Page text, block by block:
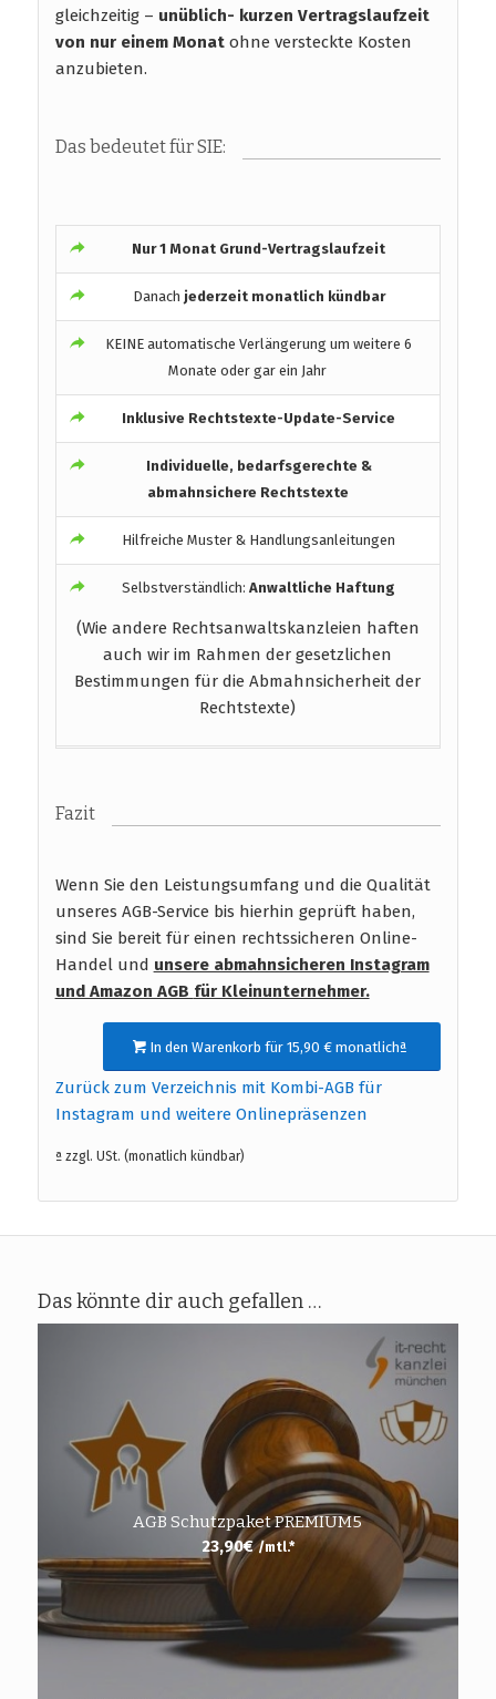
gleichzeitig – unüblich- kurzen Vertragslaufzeit
von nur einem Monat ohne versteckte Kosten
anzubieten.
Das bedeutet für SIE:
Nur 1 Monat Grund-Vertragslaufzeit
Danach jederzeit monatlich kündbar
KEINE automatische Verlängerung um weitere 6
Monate oder gar ein Jahr
Inklusive Rechtstexte-Update-Service
Individuelle, bedarfsgerechte &
abmahnsichere Rechtstexte
Hilfreiche Muster & Handlungsanleitungen
Selbstverständlich:Anwaltliche Haftung
(Wie andere Rechtsanwaltskanzleien haften
auch wir im Rahmen der gesetzlichen
Bestimmungen für die Abmahnsicherheit der
Rechtstexte)
Fazit
Wenn Sie den Leistungsumfang und die Qualität
unseres AGB-Service bis hierhin geprüft haben,
sind Sie bereit für einen rechtssicheren Online-
Handel und unsere abmahnsicheren Instagram
und Amazon AGB für Kleinunternehmer.
In den Warenkorb für 15,90 € monatlichª
Zurück zum Verzeichnis mit Kombi-AGB für
Instagram und weitere Onlinepräsenzen
ª zzgl. USt. (monatlich kündbar)
Das könnte dir auch gefallen …
AGB Schutzpaket PREMIUM5
23,90€ /mtl.*